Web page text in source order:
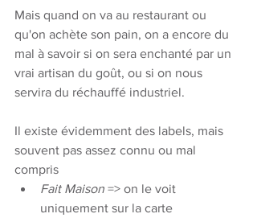
Mais quand on va au restaurant ou
qu'on achète son pain, on a encore du
mal à savoir si on sera enchanté par un
vrai artisan du goût, ou si on nous
servira du réchauffé industriel.
Il existe évidemment des labels, mais
souvent pas assez connu ou mal
compris
Fait Maison => on le voit
uniquement sur la carte